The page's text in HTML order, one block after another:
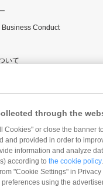
Business Conduct
いて
関する当社の考え方
through the
Cookies" or close the banner
and provided in order to
information and analyze
according to the cookie policy
"Cookie Settings" in Privacy
using the